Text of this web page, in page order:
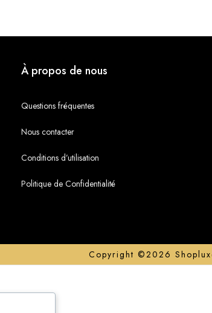
À propos de nous
Questions fréquentes
Nous contacter
Conditions d’utilisation
Politique de Confidentialité
Copyright ©2026